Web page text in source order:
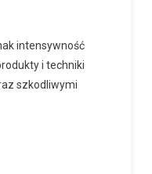
intensywność
i techniki
szkodliwymi